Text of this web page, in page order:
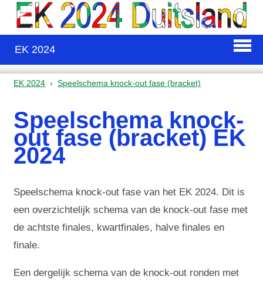
EK 2024
EK 2024 Speelschema knock-out fase (bracket)
Speelschema knock-
out fase (bracket) EK
2024
Speelschema knock-out fase van het EK 2024. Dit is
een overzichtelijk schema van de knock-out fase met
de achtste finales, kwartfinales, halve finales en
finale.
Een dergelijk schema van de knock-out ronden met